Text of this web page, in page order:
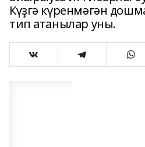
Күҙгә күренмәгән
тип атанылар уны.